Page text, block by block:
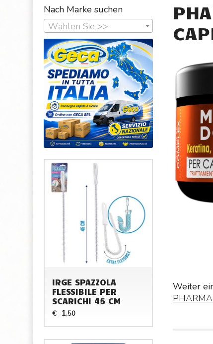
Weiter
Nach Marke suchen
Wählen Sie >>
IRGE SPAZZOLA
FLESSIBILE PER
SCARICHI 45 CM
€ 1,50